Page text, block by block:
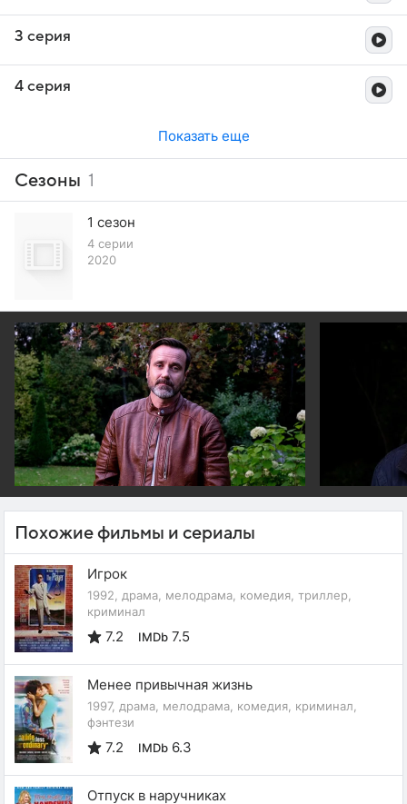
3 серия
4 серия
Показать еще
Сезоны 1
1 сезон
4 серии
2020
Похожие фильмы и сериалы
Игрок
1992, драма, мелодрама, комедия, триллер,
криминал
7.2 IMDb 7.5
Менее привычная жизнь
1997, драма, мелодрама, комедия, криминал,
фэнтези
7.2 IMDb 6.3
Отпуск в наручниках